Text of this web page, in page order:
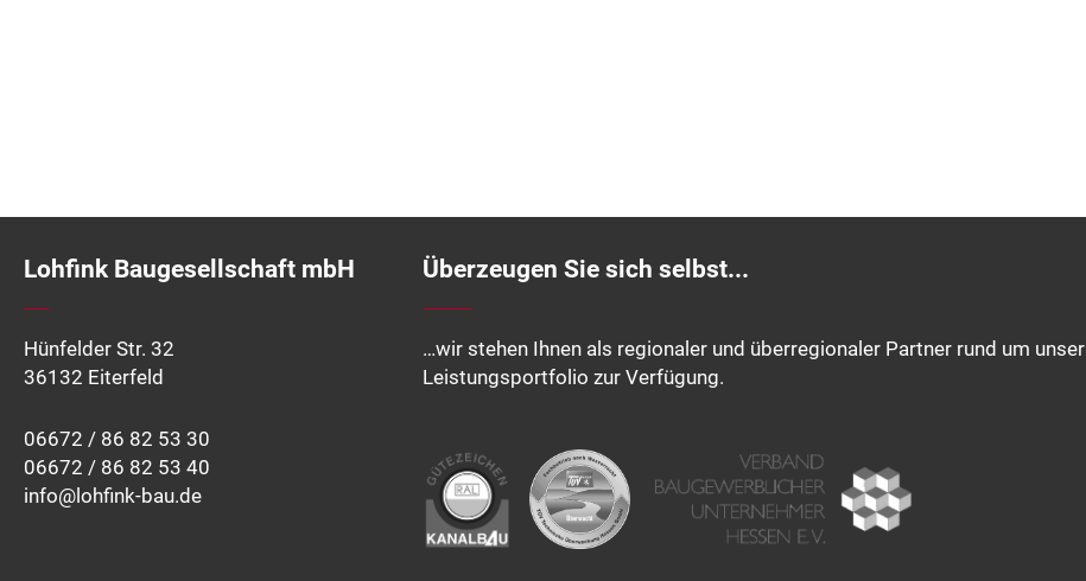
Lohfink Baugesellschaft mbH
Hünfelder Str. 32
36132 Eiterfeld
06672 / 86 82 53 30
06672 / 86 82 53 40
info@lohfink-bau.de
Überzeugen Sie sich selbst...
…wir stehen Ihnen als regionaler und überregionaler Partner rund um unser
Leistungsportfolio zur Verfügung.